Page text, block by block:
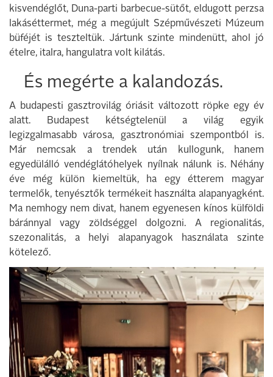
kisvendéglőt, Duna-parti barbecue-sütőt, eldugott perzsa
lakáséttermet, még a megújult Szépművészeti Múzeum
büféjét is teszteltük. Jártunk szinte mindenütt, ahol jó
ételre, italra, hangulatra volt kilátás.
És megérte a kalandozás.
A budapesti gasztrovilág óriásit változott röpke egy év
alatt. Budapest kétségtelenül a világ egyik
legizgalmasabb városa, gasztronómiai szempontból is.
Már nemcsak a trendek után kullogunk, hanem
egyedülálló vendéglátóhelyek nyílnak nálunk is. Néhány
éve még külön kiemeltük, ha egy étterem magyar
termelők, tenyésztők termékeit használta alapanyagként.
Ma nemhogy nem divat, hanem egyenesen kínos külföldi
báránnyal vagy zöldséggel dolgozni. A regionalitás,
szezonalitás, a helyi alapanyagok használata szinte
kötelező.